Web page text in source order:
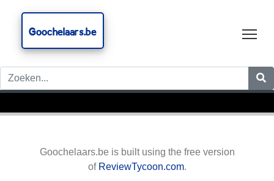
Goochelaars.be
Goochelaars.be is built using the free version
of ReviewTycoon.com.